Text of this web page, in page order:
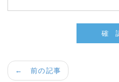
← 前の記事